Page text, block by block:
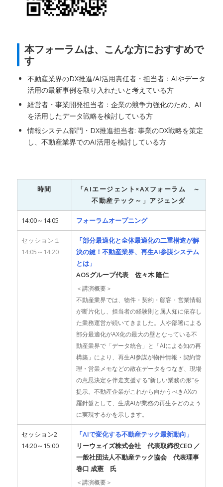
本フォーラムは、こんな方におすすめで
す
不動産業界のDX推進/AI活用責任者・担当者：AIやデータ
活用の最新事例を取り入れたいと考えている方
経営者・事業開発担当者：企業の競争力強化のため、AI
を活用したデータ戦略を検討している方
情報システム部門・DX推進担当者: 事業のDX戦略を策定
し、不動産業界でのAI活用を検討している方
時間
「AIエージェント×AXフォーラム ～
不動産テック～」アジェンダ
14:00～14:05 フォーラムオープニング
セッション１
14:05～14:20
「部分最適化と全体最適化の二重構造が解
決の鍵！不動産業界、再生AI参謀システム
とは」
AOSグループ代表 佐々木 隆仁
＜講演概要＞
不動産業界では、物件・契約・顧客・営業情報
が断片化し、担当者の経験則と属人知に依存し
た業務運営が続いてきました。人や部署による
部分最適化がAX化の最大の壁となっている不
動産業界で「データ統合」と「AIによる知の再
構築」により、再生AI参謀が物件情報・契約管
理・営業メモなどの散在データをつなぎ、現場
の意思決定を伴走支援する“新しい業務の形”を
提示。不動産企業がこれから向かうべきAXの
羅針盤として、生成AIが業務の再生をどのよう
に実現するかを示します。
セッション2
14:20～15:00
「AIで変化する不動産テック最新動向」
リーウェイズ株式会社 代表取締役CEO ／
一般社団法人不動産テック協会 代表理事
巻口 成憲 氏
＜講演概要＞